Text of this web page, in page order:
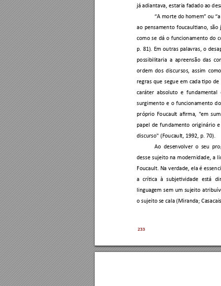
233
já adiantava, estaria fadado ao
“A morte do homem” ou
ao pensamento foucaultiano, são
como se dá o funcionamento do
p. 81). Em outras palavras, o
possibilitaria a apreensão das co
ordem dos discursos, assim
regras que segue em cada tipo de
caráter absoluto e fundamental
surgimento e o funcionamento d
próprio Foucault afirma, "em s
papel de fundamento originário
discurso" (Foucault, 1992, p. 70).
Ao desenvolver o seu
desse sujeito na modernidade, a
Foucault. Na verdade, ela é
a crítica à subjetividade está
linguagem sem um sujeito
o sujeito se cala (Miranda;